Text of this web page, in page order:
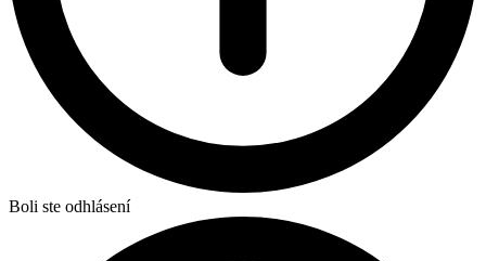
Boli ste odhlásení